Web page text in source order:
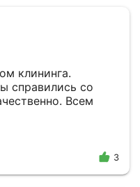
клининга.
справились со
Всем
3